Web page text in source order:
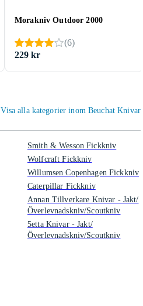
Morakniv Outdoor 2000
(6)
229 kr
Visa alla kategorier inom Beuchat Knivar
Smith & Wesson Fickkniv
Wolfcraft Fickkniv
Willumsen Copenhagen Fickkniv
Caterpillar Fickkniv
Annan Tillverkare Knivar - Jakt/
Överlevnadskniv/Scoutkniv
5etta Knivar - Jakt/
Överlevnadskniv/Scoutkniv